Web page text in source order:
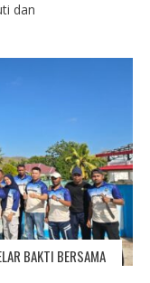
dan
BAKTI BERSAMA